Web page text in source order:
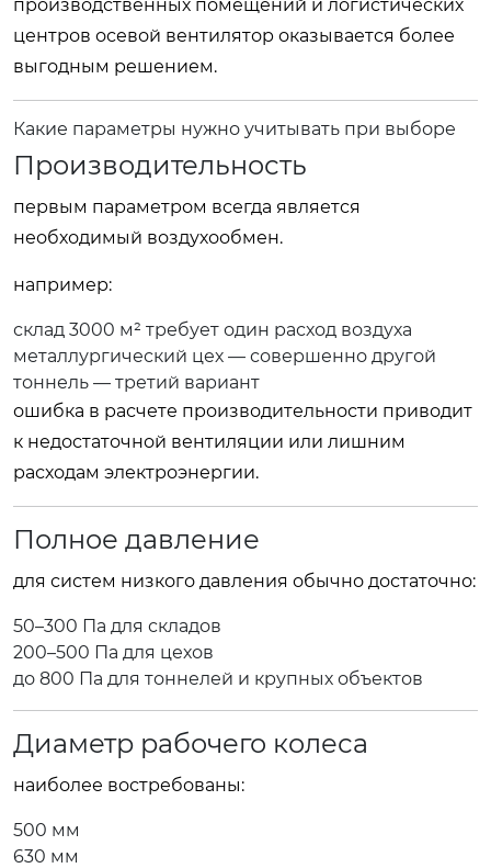
производственных помещений и логистических
центров осевой вентилятор оказывается более
выгодным решением.
Какие параметры нужно учитывать при выборе
Производительность
первым параметром всегда является
необходимый воздухообмен.
например:
склад 3000 м² требует один расход воздуха
металлургический цех — совершенно другой
тоннель — третий вариант
ошибка в расчете производительности приводит
к недостаточной вентиляции или лишним
расходам электроэнергии.
Полное давление
для систем низкого давления обычно достаточно:
50–300 Па для складов
200–500 Па для цехов
до 800 Па для тоннелей и крупных объектов
Диаметр рабочего колеса
наиболее востребованы:
500 мм
630 мм